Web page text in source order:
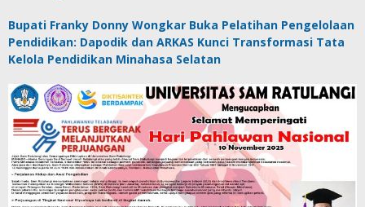
Bupati Franky Donny Wongkar Buka Pelatihan Pengelolaan
Pendidikan: Dapodik dan ARKAS Kunci Transformasi Tata
Kelola Pendidikan Minahasa Selatan